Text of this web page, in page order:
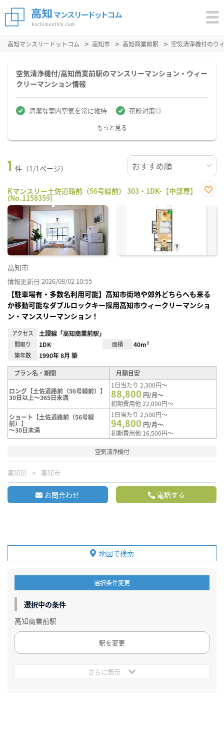
高知マンスリードットコム 高知市 高知商業前駅 空気清浄機付のウ
空気清浄機付/高知商業前駅のマンスリーマンション・ウィー
クリーマンション情報
清潔な室内空気を常に維持 花粉対策◎
もっと見る
1 件（1/1ページ）
Kマンスリー土佐道路前（56号線前） 303・1DK-【中部屋】
(No.1158359)
に入
高知市
情報更新日 2026/08/02 10:55
【駐車場有・多数名利用可能】高知市街地や郊外どちらへも来る
か移動可能なダブルロックキー採用高知市ウィークリーマンショ
ン・マンスリーマンション！
アクセス 土讃線「高知商業前駅」
間取り 1DK 面積 40m²
築年数 1990年 8月 築
プラン名・期間 月額目安
ロング【土佐道路前（56号線前）】
30日以上～365日未満
1日当たり 2,300円～
88,800 円/月～
初期費用他 22,000円～
ショート【土佐道路前（56号線
前）】
～30日未満
1日当たり 2,500円～
94,800 円/月～
初期費用他 16,500円～
空気清浄機付
高知県 高知市
お問合わせ 電話する
地図で検索
選択条件変更
選択中の条件
高知商業前駅
駅を変更
さらに表示